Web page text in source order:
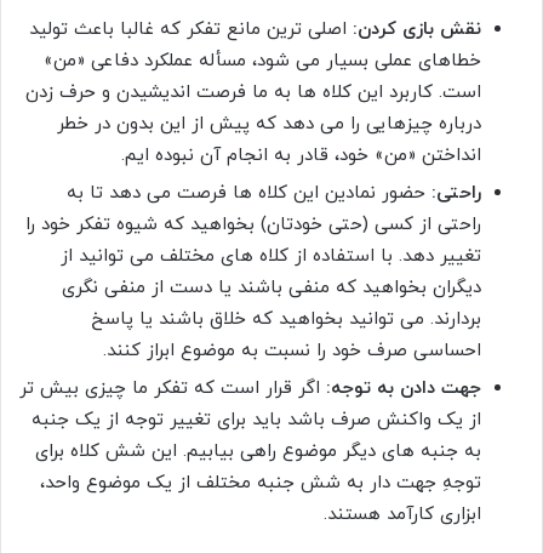
نقش بازی کردن: اصلی ترین مانع تفکر که غالبا باعث تولید
خطاهای عملی بسیار می شود، مسأله عملکرد دفاعی «من»
است. کاربرد این کلاه ها به ما فرصت اندیشیدن و حرف زدن
درباره چیزهایی را می دهد که پیش از این بدون در خطر
انداختن «من» خود، قادر به انجام آن نبوده ایم.
راحتی: حضور نمادین این کلاه ها فرصت می دهد تا به
راحتی از کسی (حتی خودتان) بخواهید که شیوه تفکر خود را
تغییر دهد. با استفاده از کلاه های مختلف می توانید از
دیگران بخواهید که منفی باشند یا دست از منفی نگری
بردارند. می توانید بخواهید که خلاق باشند یا پاسخ
احساسی صرف خود را نسبت به موضوع ابراز کنند.
جهت دادن به توجه: اگر قرار است که تفکر ما چیزی بیش تر
از یک واکنش صرف باشد باید برای تغییر توجه از یک جنبه
به جنبه های دیگر موضوع راهی بیابیم. این شش کلاه برای
توجهِ جهت دار به شش جنبه مختلف از یک موضوع واحد،
ابزاری کارآمد هستند.